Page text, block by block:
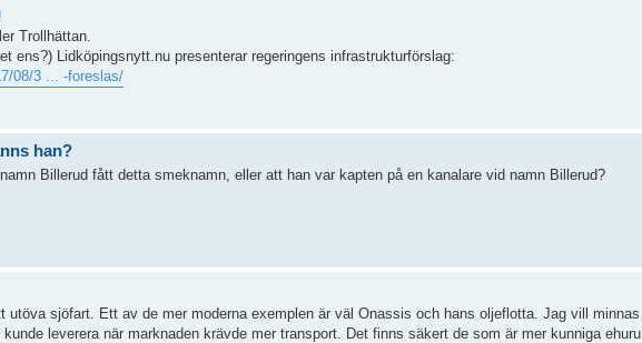
Trollhättan.
ens?) Lidköpingsnytt.nu presenterar regeringens infrastrukturförslag:
08/3 ... -foreslas/
han?
Billerud fått detta smeknamn, eller att han var kapten på en kanalare vid namn Billerud?
utöva sjöfart. Ett av de mer moderna exemplen är väl Onassis och hans oljeflotta. Jag vill minnas
leverera när marknaden krävde mer transport. Det finns säkert de som är mer kunniga ehuru